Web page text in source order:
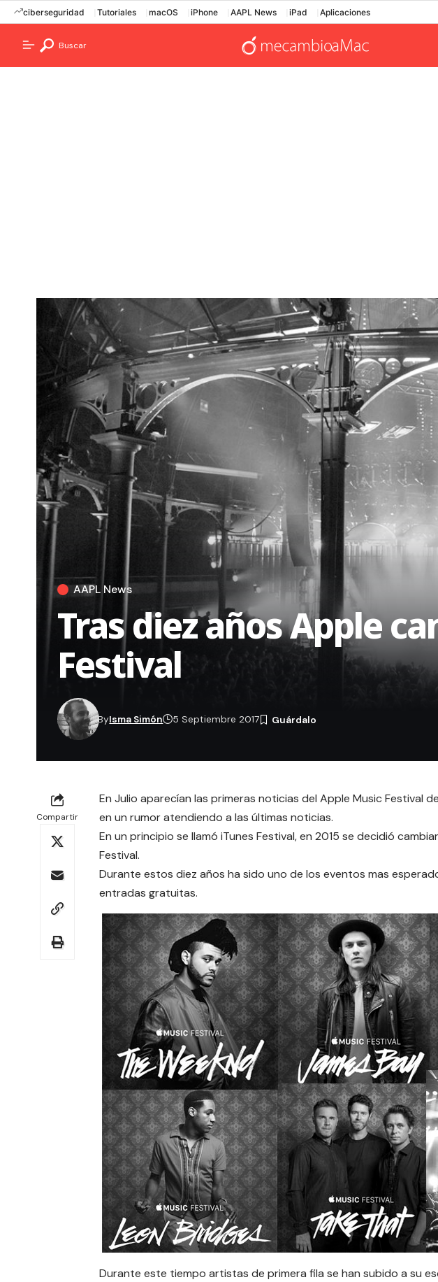
ciberseguridad Tutoriales macOS iPhone AAPL News iPad Aplicaciones
Buscar
AAPL News
Tras diez años Apple
Festival
ByIsma Simón 5 Septiembre 2017
Compartir
En Julio aparecían las primeras noticias del Apple Music Festival
en un rumor atendiendo a las últimas noticias.
En un principio se llamó iTunes Festival, en 2015 se decidió
Festival.
Durante estos diez años ha sido uno de los eventos mas
entradas gratuitas.
Durante este tiempo artistas de primera fila se han subido a su